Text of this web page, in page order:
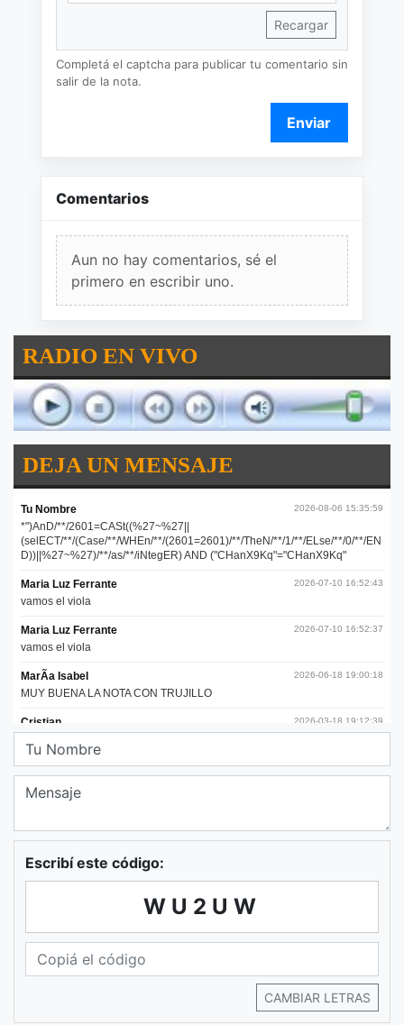
Recargar
Completá el captcha para publicar tu comentario sin
salir de la nota.
Enviar
Comentarios
Aun no hay comentarios, sé el
primero en escribir uno.
RADIO EN VIVO
DEJA UN MENSAJE
Escribí este código:
WU2UW
CAMBIAR LETRAS